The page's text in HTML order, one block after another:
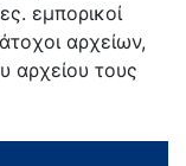
εμπορικοί
αρχείων,
αρχείου τους